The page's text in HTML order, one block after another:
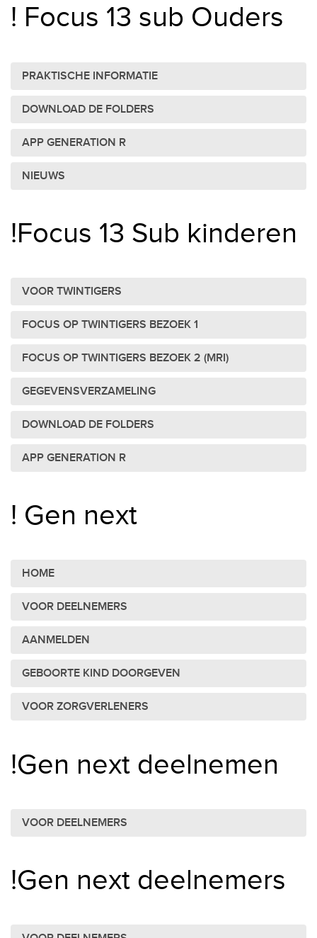
! Focus 13 sub Ouders
PRAKTISCHE INFORMATIE
DOWNLOAD DE FOLDERS
APP GENERATION R
NIEUWS
!Focus 13 Sub kinderen
VOOR TWINTIGERS
FOCUS OP TWINTIGERS BEZOEK 1
FOCUS OP TWINTIGERS BEZOEK 2 (MRI)
GEGEVENSVERZAMELING
DOWNLOAD DE FOLDERS
APP GENERATION R
! Gen next
HOME
VOOR DEELNEMERS
AANMELDEN
GEBOORTE KIND DOORGEVEN
VOOR ZORGVERLENERS
!Gen next deelnemen
VOOR DEELNEMERS
!Gen next deelnemers